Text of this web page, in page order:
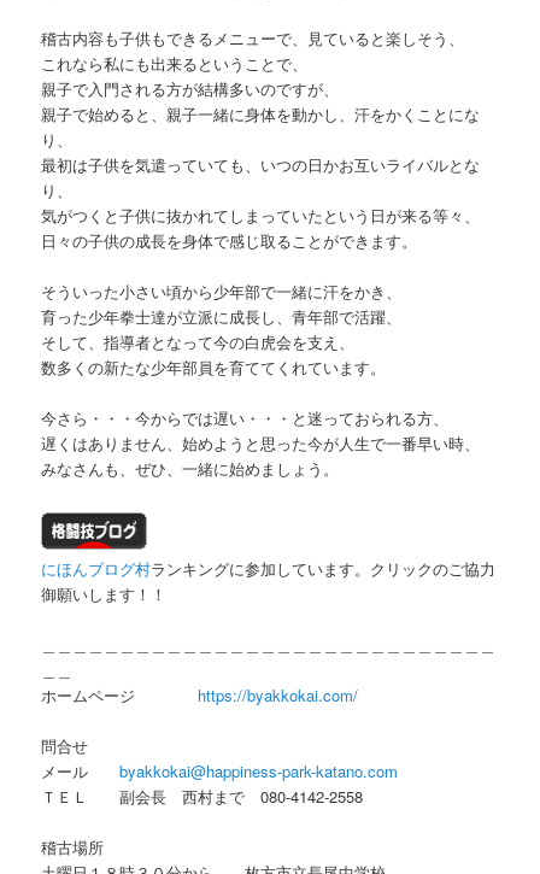
稽古内容も子供もできるメニューで、見ていると楽しそう、
これなら私にも出来るということで、
親子で入門される方が結構多いのですが、
親子で始めると、親子一緒に身体を動かし、汗をかくことにな
り、
最初は子供を気遣っていても、いつの日かお互いライバルとな
り、
気がつくと子供に抜かれてしまっていたという日が来る等々、
日々の子供の成長を身体で感じ取ることができます。
そういった小さい頃から少年部で一緒に汗をかき、
育った少年拳士達が立派に成長し、青年部で活躍、
そして、指導者となって今の白虎会を支え、
数多くの新たな少年部員を育ててくれています。
今さら・・・今からでは遅い・・・と迷っておられる方、
遅くはありません、始めようと思った今が人生で一番早い時、
みなさんも、ぜひ、一緒に始めましょう。
にほんブログ村ランキングに参加しています。クリックのご協力
御願いします！！
ホームページ https://byakkokai.com/
問合せ
メールbyakkokai@happiness-park-katano.com
ＴＥＬ 副会長 西村まで 080-4142-2558
稽古場所